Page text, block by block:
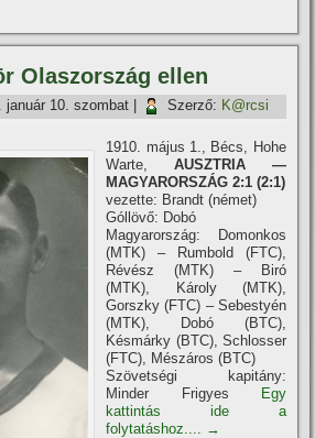
Olaszország ellen
január 10. szombat Szerző: K@rcsi
1910. május 1., Bécs, Hohe
Warte, AUSZTRIA —
MAGYARORSZÁG 2:1 (2:1)
vezette: Brandt (német)
Góllövő: Dobó
Magyarország: Domonkos
(MTK) – Rumbold (FTC),
Révész (MTK) – Biró
(MTK), Károly (MTK),
Gorszky (FTC) – Sebestyén
(MTK), Dobó (BTC),
Késmárky (BTC), Schlosser
(FTC), Mészáros (BTC)
Szövetségi kapitány:
Minder Frigyes
Egy
kattintás ide a
folytatáshoz.... →